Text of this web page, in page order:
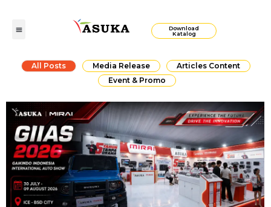
Download
Katalog
All Posts Media Release
Articles Content
Event & Promo